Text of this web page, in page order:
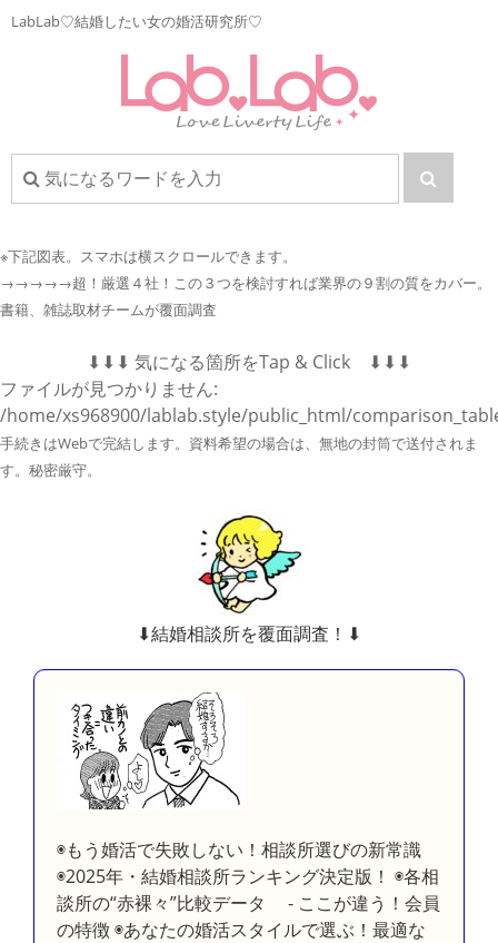
LabLab♡結婚したい女の婚活研究所♡
※下記図表。 スマホは横スクロールできます。
→→→→→超！厳選４社！この３つを検討すれば業界の９割の質をカバー。
書籍、雑誌取材チームが覆面調査
⬇︎⬇︎⬇︎ 気になる箇所をTap & Click ⬇︎⬇︎⬇︎
ファイルが見つかりません:
/home/xs968900/lablab.style/public_html/
手続きはWebで完結します。資料希望の場合は、無地の封筒で送付されま
す。秘密厳守。
⬇︎結婚相談所を覆面調査！⬇︎
◉もう婚活で失敗しない！相談所選びの新常識
◉2025年・結婚相談所ランキング決定版！ ◉各相
談所の“赤裸々”比較データ - ここが違う！会員
の特徴 ◉あなたの婚活スタイルで選ぶ！最適な